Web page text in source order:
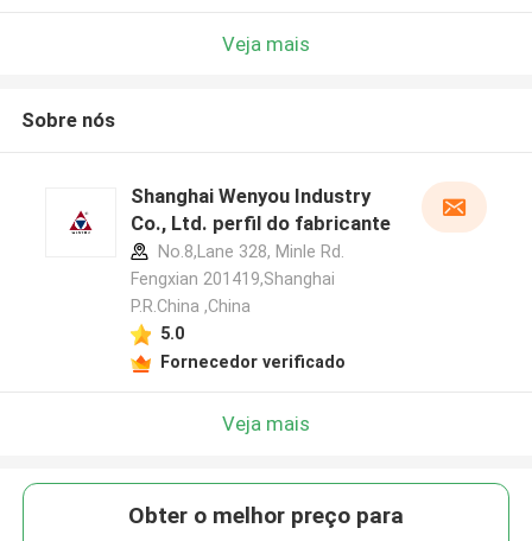
Veja mais
Sobre nós
Shanghai Wenyou Industry
Co., Ltd. perfil do fabricante
No.8,Lane 328, Minle Rd.
Fengxian 201419,Shanghai
P.R.China ,China
5.0
Fornecedor verificado
Veja mais
Obter o melhor preço para